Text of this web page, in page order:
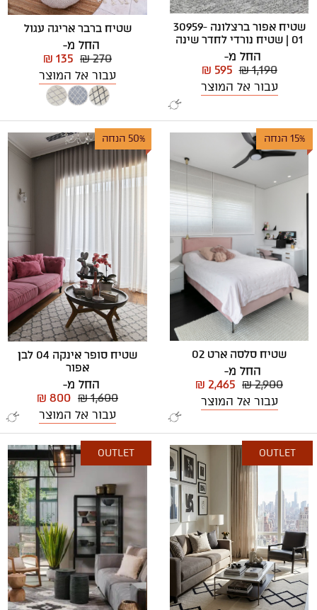
שטיח אפור ברצלונה 30959-
01 | שטיח נורדי לחדר שינה
החל מ-
₪ 1,190
₪ 595
עבור אל המוצר
שטיח ברבר אריגה עגול
החל מ-
₪ 270
₪ 135
עבור אל המוצר
15% הנחה
שטיח סלסה ארט 02
החל מ-
₪ 2,900
₪ 2,465
עבור אל המוצר
50% הנחה
שטיח סופר אינקה 04 לבן
אפור
החל מ-
₪ 1,600
₪ 800
עבור אל המוצר
OUTLET
OUTLET